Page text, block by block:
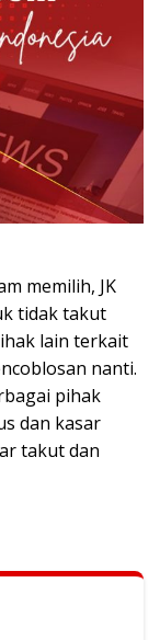
memilih, JK
tidak takut
lain terkait
nanti.
pihak
dan kasar
takut dan